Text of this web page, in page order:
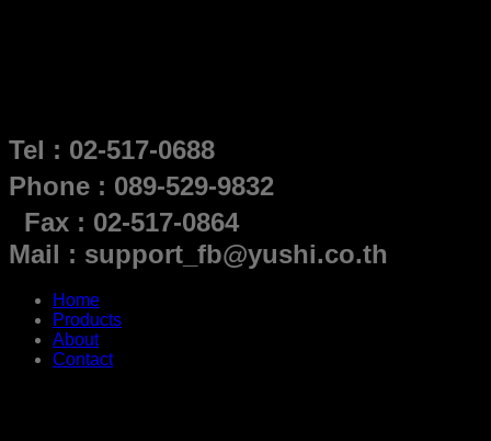
Tel : 02-517-0688
Phone : 089-529-9832
Fax : 02-517-0864
Mail : support_fb@yushi.co.th
Home
Products
About
Contact